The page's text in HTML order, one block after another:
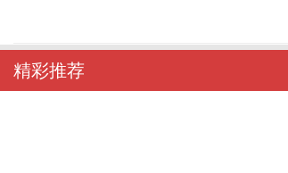
精彩推荐